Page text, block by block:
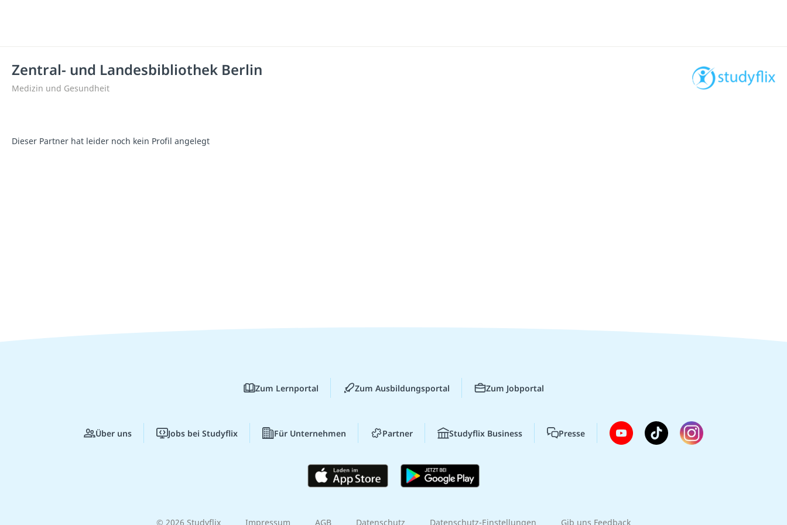
Zentral- und Landesbibliothek Berlin
Medizin und Gesundheit
Dieser Partner hat leider noch kein Profil angelegt
Zum Lernportal Zum Ausbildungsportal Zum Jobportal
Über uns Jobs bei Studyflix Für Unternehmen Partner Studyflix Business Presse
© 2026 Studyflix Impressum AGB Datenschutz Datenschutz-Einstellungen Gib uns Feedback